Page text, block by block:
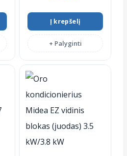
Į krepšelį
+ Palyginti